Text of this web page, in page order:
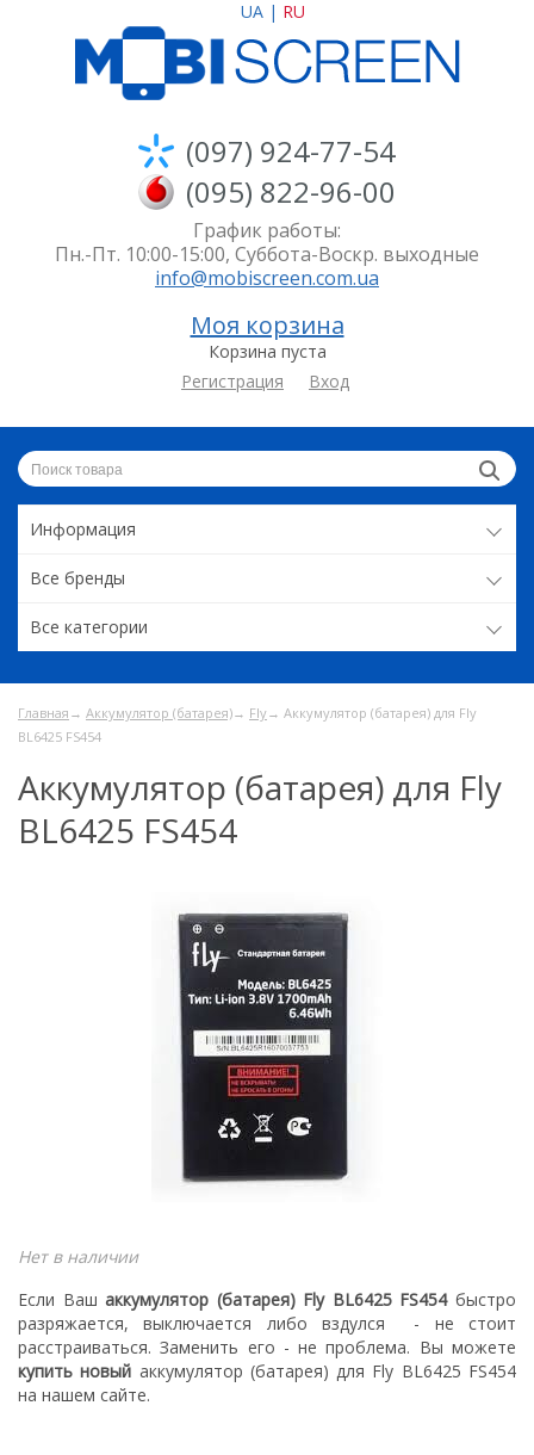
UA | RU
(097) 924-77-54
(095) 822-96-00
График работы:
Пн.-Пт. 10:00-15:00, Суббота-Воскр. выходные
info@mobiscreen.com.ua
Моя корзина
Корзина пуста
Регистрация
Вход
Информация
Все бренды
Все категории
Главная → Аккумулятор (батарея)→ Fly→ Аккумулятор (батарея) для Fly
BL6425 FS454
Аккумулятор (батарея) для Fly
BL6425 FS454
Нет в наличии
Если Вашаккумулятор (батарея) Fly BL6425 FS454быстро
разряжается, выключается либо вздулся
- не стоит
расстраиваться. Заменить его - не проблема. Вы можете
купить новый аккумулятор (батарея) для Fly BL6425 FS454
на нашем сайте.